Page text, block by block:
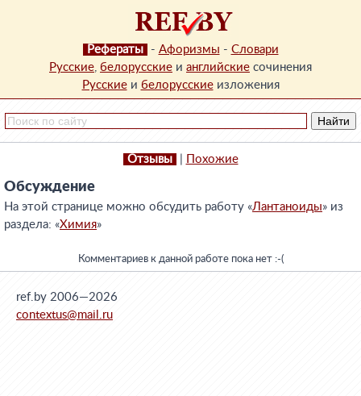
Рефераты - Афоризмы - Словари
Русские, белорусские и английские сочинения
Русскиеи белорусскиеизложения
Отзывы Похожие
Обсуждение
На этой странице можно обсудить работу «Лантаноиды» из
раздела: «Химия»
Комментариев к данной работе пока нет :-(
ref.by 2006—2026
contextus@mail.ru